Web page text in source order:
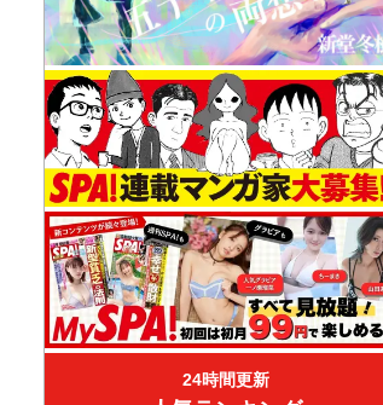
24時間更新